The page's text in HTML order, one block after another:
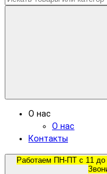
О нас
О нас
Контакты
Работаем ПН-ПТ с 11